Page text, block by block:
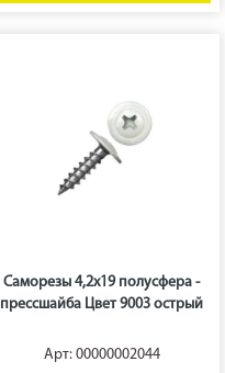
Саморезы 4,2х19 полусфера -
прессшайба Цвет 9003 острый
Арт: 00000002044